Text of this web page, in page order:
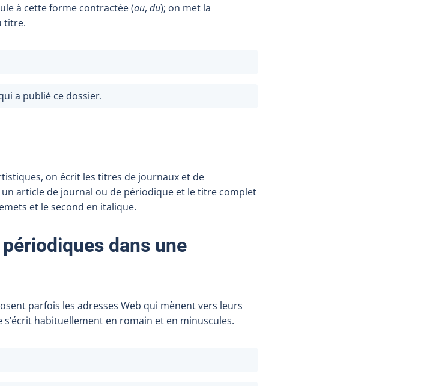
à cette forme contractée (au, du); on met la
titre.
a publié ce dossier.
on écrit les titres de journaux et de
article de journal ou de périodique et le titre complet
et le second en italique.
dans une
parfois les adresses Web qui mènent vers leurs
habituellement en romain et en minuscules.